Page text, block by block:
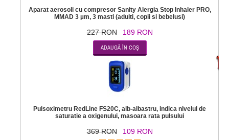
Aparat aerosoli cu compresor Sanity Alergia Stop Inhaler PRO,
MMAD 3 µm, 3 masti (adulti, copii si bebelusi)
227 RON 189 RON
Pulsoximetru RedLine FS20C, alb-albastru, indica nivelul de
saturatie a oxigenului, masoara rata pulsului
369 RON 109 RON